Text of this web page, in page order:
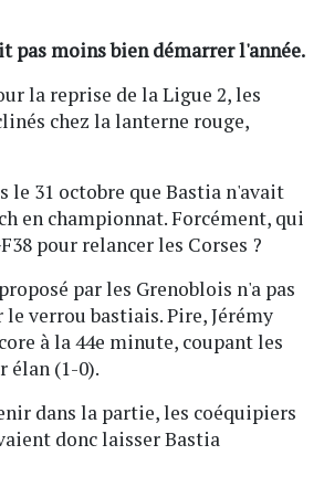
pas moins bien démarrer l'année.
la reprise de la Ligue 2, les
chez la lanterne rouge,
le 31 octobre que Bastia n'avait
en championnat. Forcément, qui
pour relancer les Corses ?
par les Grenoblois n'a pas
verrou bastiais. Pire, Jérémy
à la 44e minute, coupant les
élan (1-0).
dans la partie, les coéquipiers
donc laisser Bastia